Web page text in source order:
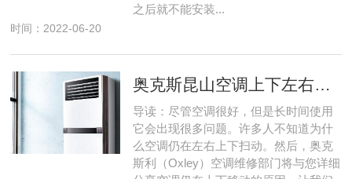
之后就不能安装...
时间：2022-06-20
奥克斯昆山空调上下左右扫风不动怎么弄
导读：尽管空调很好，但是长时间使用
它会出现很多问题。许多人不知道为什
么空调仍在左右上下扫动。然后，奥克
斯利（Oxley）空调维修部门将与您详细